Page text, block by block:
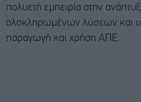
πολυετή εμπειρία στην
ολοκληρωμένων λύσεων και
παραγωγή και χρήση ΑΠΕ.